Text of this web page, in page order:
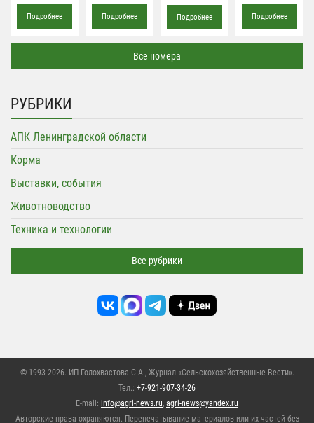
Подробнее Подробнее Подробнее Подробнее
Все номера
РУБРИКИ
АПК Ленинградской области
Корма
Выставки, события
Животноводство
Техника и технологии
Все рубрики
© 1993-2026. ИП Голохвастова С.А., Журнал «Сельскохозяйственные Вести».
Тел.: +7-921-907-34-26
E-mail: info@agri-news.ru, agri-news@yandex.ru
Авторские права охраняются. Перепечатывание материалов или их частей без